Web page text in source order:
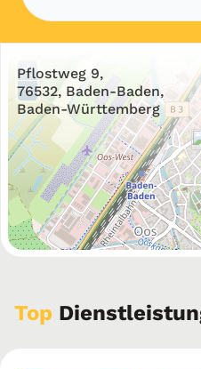
+
−
Pflostweg 9,
76532, Baden-Baden,
Baden-Württemberg
Top